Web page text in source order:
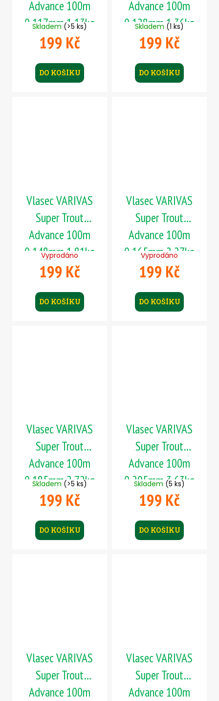
Advance 100m
0,117mm 1,13kg
Skladem (>5 ks)
199 Kč
DO KOŠÍKU
Advance 100m
0,128mm 1,36kg
Skladem (1 ks)
199 Kč
DO KOŠÍKU
Vlasec VARIVAS
Super Trout
Advance 100m
0,148mm 1,81kg
Vyprodáno
199 Kč
DO KOŠÍKU
Vlasec VARIVAS
Super Trout
Advance 100m
0,165mm 2,27kg
Vyprodáno
199 Kč
DO KOŠÍKU
Vlasec VARIVAS
Super Trout
Advance 100m
0,185mm 2,72kg
Skladem (>5 ks)
199 Kč
DO KOŠÍKU
Vlasec VARIVAS
Super Trout
Advance 100m
0,205mm 3,63kg
Skladem (5 ks)
199 Kč
DO KOŠÍKU
Vlasec VARIVAS
Super Trout
Advance 100m
Vlasec VARIVAS
Super Trout
Advance 100m